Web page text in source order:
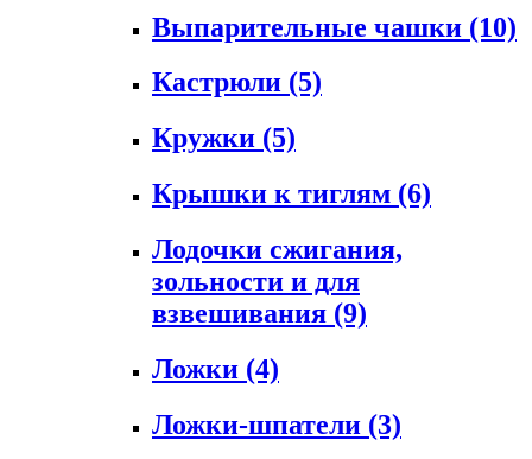
Выпарительные чашки (10)
Кастрюли (5)
Кружки (5)
Крышки к тиглям (6)
Лодочки сжигания,
зольности и для
взвешивания (9)
Ложки (4)
Ложки-шпатели (3)